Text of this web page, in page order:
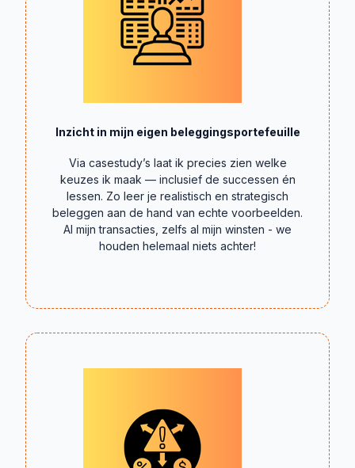
Inzicht in mijn eigen beleggingsportefeuille
Via casestudy’s laat ik precies zien welke
keuzes ik maak — inclusief de successen én
lessen. Zo leer je realistisch en strategisch
beleggen aan de hand van echte voorbeelden.
Al mijn transacties, zelfs al mijn winsten - we
houden helemaal niets achter!